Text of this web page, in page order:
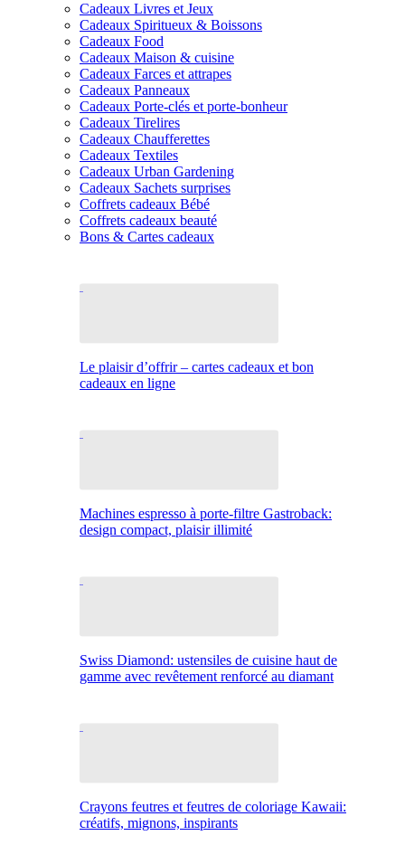
Cadeaux Livres et Jeux
Cadeaux Spiritueux & Boissons
Cadeaux Food
Cadeaux Maison & cuisine
Cadeaux Farces et attrapes
Cadeaux Panneaux
Cadeaux Porte-clés et porte-bonheur
Cadeaux Tirelires
Cadeaux Chaufferettes
Cadeaux Textiles
Cadeaux Urban Gardening
Cadeaux Sachets surprises
Coffrets cadeaux Bébé
Coffrets cadeaux beauté
Bons & Cartes cadeaux
Le plaisir d’offrir – cartes cadeaux et bon
cadeaux en ligne
Machines espresso à porte-filtre Gastroback:
design compact, plaisir illimité
Swiss Diamond: ustensiles de cuisine haut de
gamme avec revêtement renforcé au diamant
Crayons feutres et feutres de coloriage Kawaii:
créatifs, mignons, inspirants